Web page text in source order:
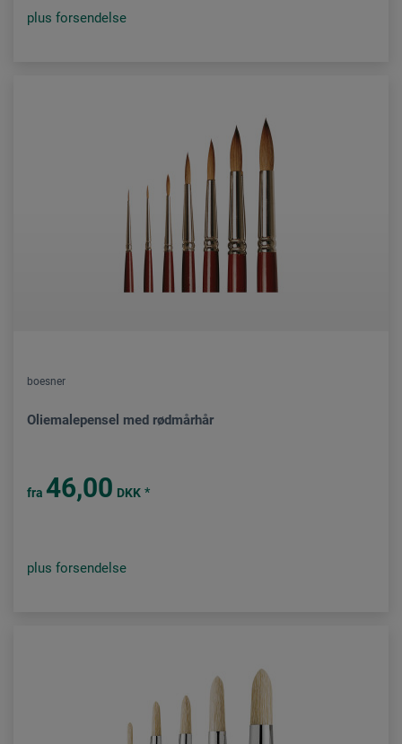
plus forsendelse
boesner
Oliemalepensel med rødmårhår
fra 46,00 DKK *
plus forsendelse